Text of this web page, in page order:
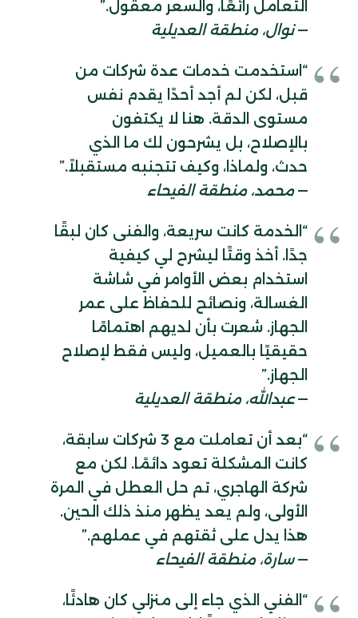
التعامل رائعًا، والسعر معقول.”
—نوال، منطقة العديلية
“استخدمت خدمات عدة شركات من
قبل، لكن لم أجد أحدًا يقدم نفس
مستوى الدقة. هنا لا يكتفون
بالإصلاح، بل يشرحون لك ما الذي
حدث، ولماذا، وكيف تتجنبه مستقبلاً.”
—محمد، منطقة الفيحاء
“الخدمة كانت سريعة، والفنى كان لبقًا
جدًا. أخذ وقتًا ليشرح لي كيفية
استخدام بعض الأوامر في شاشة
الغسالة، ونصائح للحفاظ على عمر
الجهاز. شعرت بأن لديهم اهتمامًا
حقيقيًا بالعميل، وليس فقط لإصلاح
الجهاز.”
—عبدالله، منطقة العديلية
“بعد أن تعاملت مع 3 شركات سابقة،
كانت المشكلة تعود دائمًا. لكن مع
شركة الهاجري، تم حل العطل في المرة
الأولى، ولم يعد يظهر منذ ذلك الحين.
هذا يدل على ثقتهم في عملهم.”
—سارة، منطقة الفيحاء
“الفني الذي جاء إلى منزلي كان هادئًا،